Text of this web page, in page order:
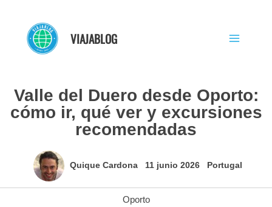
contenido
VIAJABLOG
Valle del Duero desde Oporto:
cómo ir, qué ver y excursiones
recomendadas
Quique Cardona 11 junio 2026 Portugal
Oporto